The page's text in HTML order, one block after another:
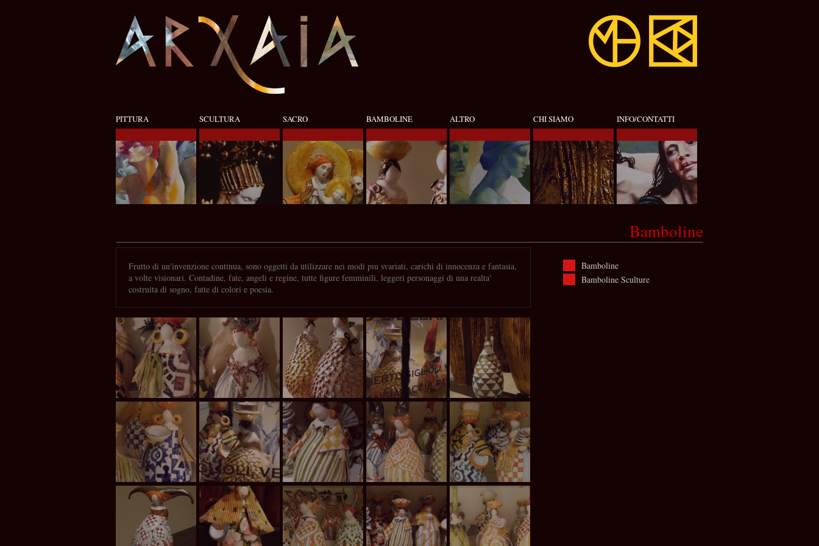
PITTURA SCULTURA SACRO BAMBOLINE ALTRO CHI SIAMO INFO/CONTATTI
Bamboline
Bamboline
Bamboline Sculture
Frutto di un'invenzione continua, sono oggetti da utilizzare nei modi piu svariati, carichi di innocenza e fantasia,
a volte visionari. Contadine, fate, angeli e regine, tutte figure femminili, leggeri personaggi di una realta'
costruita di sogno, fatte di colori e poesia.